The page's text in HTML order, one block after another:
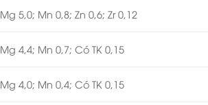
Mg 5,0; Mn 0,8; Zn 0,6; Zr 0,12
Mg 4,4; Mn 0,7; Có TK 0,15
Mg 4,0; Mn 0,4; Có TK 0,15